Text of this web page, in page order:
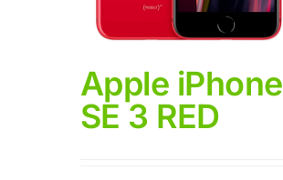
Apple iPhone
SE 3 RED